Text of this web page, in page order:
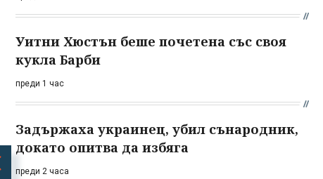
Уитни Хюстън беше почетена със своя
кукла Барби
преди 1 час
Задържаха украинец, убил сънародник,
докато опитва да избяга
преди 2 часа